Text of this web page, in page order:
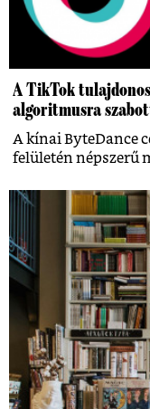
A TikTok
algoritmusra
A kínai ByteDance
felületén népszerű